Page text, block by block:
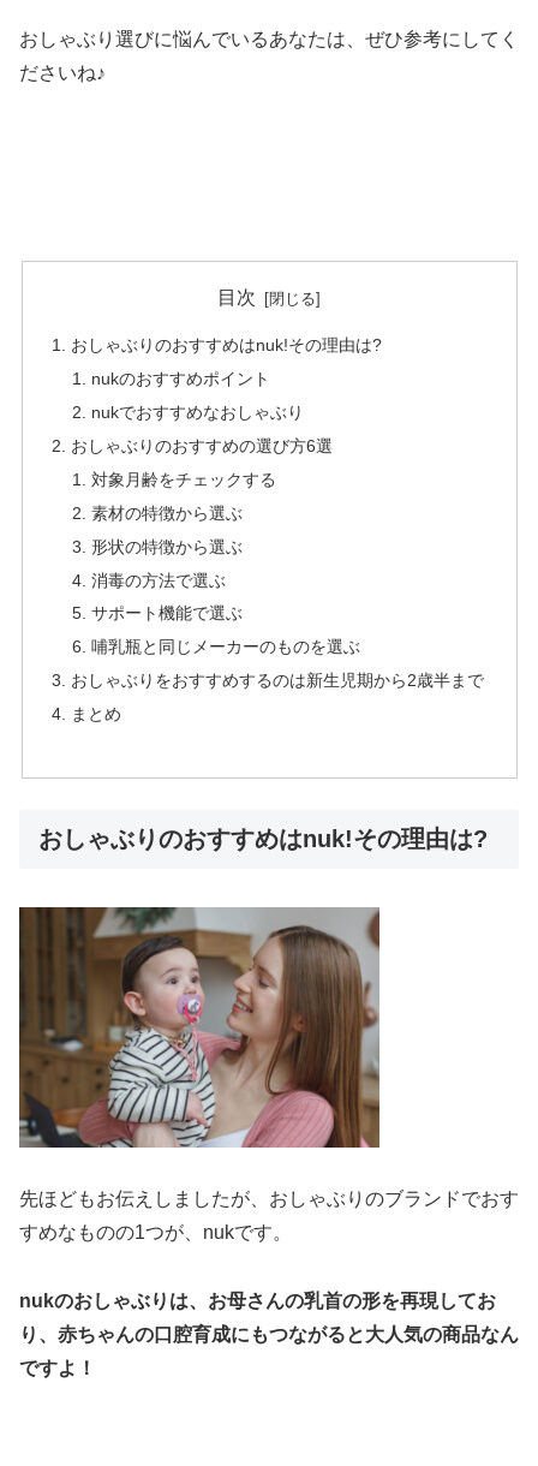
おしゃぶり選びに悩んでいるあなたは、ぜひ参考にしてく
ださいね♪
目次
おしゃぶりのおすすめはnuk!その理由は?
nukのおすすめポイント
nukでおすすめなおしゃぶり
おしゃぶりのおすすめの選び方6選
対象月齢をチェックする
素材の特徴から選ぶ
形状の特徴から選ぶ
消毒の方法で選ぶ
サポート機能で選ぶ
哺乳瓶と同じメーカーのものを選ぶ
おしゃぶりをおすすめするのは新生児期から2歳半まで
まとめ
おしゃぶりのおすすめはnuk!その理由は?
先ほどもお伝えしましたが、おしゃぶりのブランドでおす
すめなものの1つが、nukです。
nukのおしゃぶりは、お母さんの乳首の形を再現してお
り、赤ちゃんの口腔育成にもつながると大人気の商品なん
ですよ！